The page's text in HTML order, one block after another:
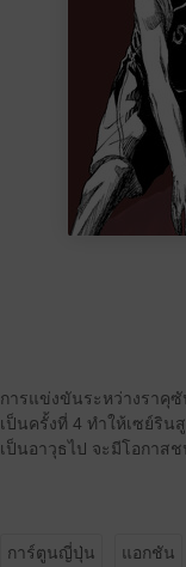
การแข่งขันระหว่างราคุ
เป็นครั้งที่ 4 ทำให้เซย์ริน
เป็นอาวุธไป จะมีโอกาสช
การ์ตูนญี่ปุ่น แอกชัน